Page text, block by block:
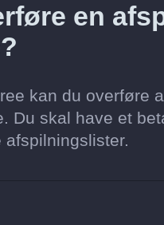
en
kan du overføre
Du skal have et